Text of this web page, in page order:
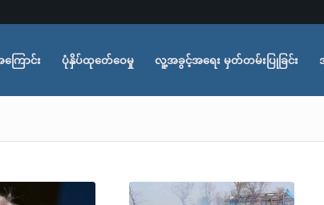
ောင်း ပုံနှိပ်ထုတ်ေဝေမှု လူ့အခွင့်အရေး မှတ်တမ်းပြုခြင်း